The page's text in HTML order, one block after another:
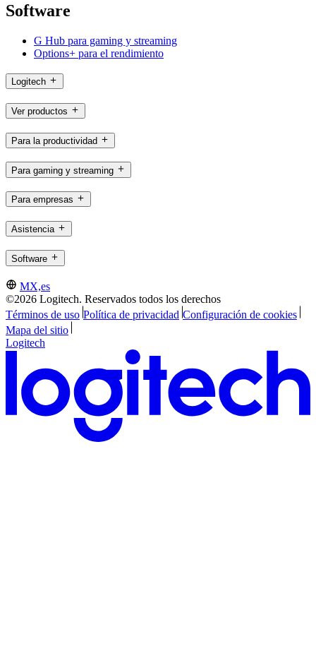
Software
G Hub para gaming y streaming
Options+ para el rendimiento
Logitech
Ver productos
Para la productividad
Para gaming y streaming
Para empresas
Asistencia
Software
MX,es
©2026 Logitech. Reservados todos los derechos
Términos de uso Política de privacidad Configuración de cookies
Mapa del sitio
Logitech